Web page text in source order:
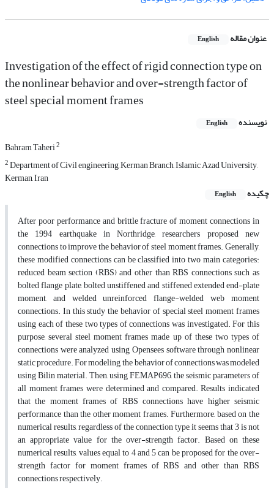
عنوان مقاله English
Investigation of the effect of rigid connection type on
the nonlinear behavior and over-strength factor of
steel special moment frames
نویسنده English
Bahram Taheri2
2Department of Civil engineering, Kerman Branch, Islamic Azad University,
Kerman, Iran
چکیده
English
After poor performance and brittle fracture of moment connections in
the 1994 earthquake in Northridge, researchers proposed new
connections to improve the behavior of steel moment frames. Generally,
these modified connections can be classified into two main categories:
reduced beam section (RBS) and other than RBS connections such as
bolted flange plate, bolted unstiffened and stiffened extended end-plate
moment, and welded unreinforced flange-welded web moment
connections. In this study the behavior of special steel moment frames
using each of these two types of connections was investigated. For this
purpose, several steel moment frames made up of these two types of
connections were analyzed using Opensees software through nonlinear
static procedure. For modeling, the behavior of connections was modeled
using Bilin material. Then, using FEMAP696, the seismic parameters of
all moment frames were determined and compared. Results indicated
that the moment frames of RBS connections have higher seismic
performance than the other moment frames. Furthermore, based on the
numerical results, regardless of the connection type, it seems that 3 is not
an appropriate value for the over-strength factor. Based on these
numerical results, values equal to 4 and 5 can be proposed for the over-
strength factor for moment frames of RBS and other than RBS
connections respectively.